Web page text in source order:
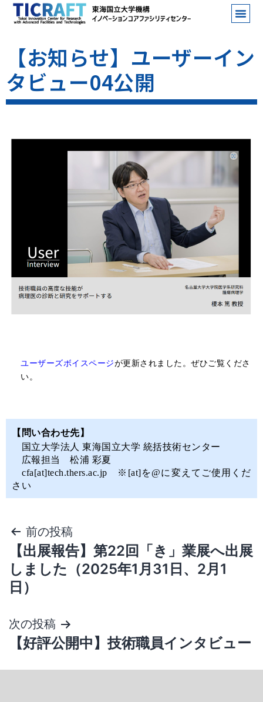
【お知らせ】ユーザーイン
タビュー04公開
ユーザーズボイスページが更新されました。ぜひご覧くださ
い。
【問い合わせ先】
国立大学法人 東海国立大学 統括技術センター
広報担当 松浦 彩夏
cfa[at]tech.thers.ac.jp ※[at]を@に変えてご使用くだ
さい
前の投稿
【出展報告】第22回「き」業展へ出展
しました（2025年1月31日、2月1
日）
次の投稿
【好評公開中】技術職員インタビュー